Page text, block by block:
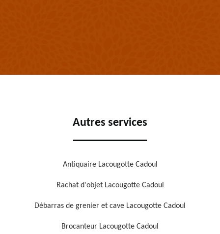
Autres services
Antiquaire Lacougotte Cadoul
Rachat d'objet Lacougotte Cadoul
Débarras de grenier et cave Lacougotte Cadoul
Brocanteur Lacougotte Cadoul